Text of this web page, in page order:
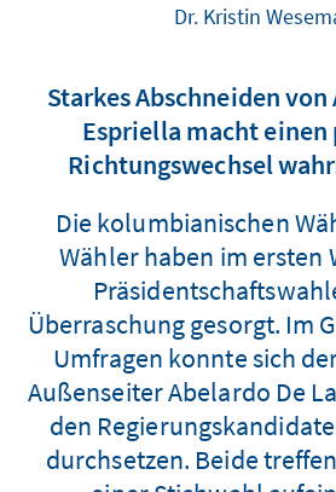
Dr. Kristin
Starkes Abschneiden
Espriella macht
Richtungswechsel
Die kolumbianischen
Wähler haben im ersten
Überraschung gesorgt. Im
Umfragen konnte sich
Außenseiter Abelardo De
den
durchsetzen. Beide